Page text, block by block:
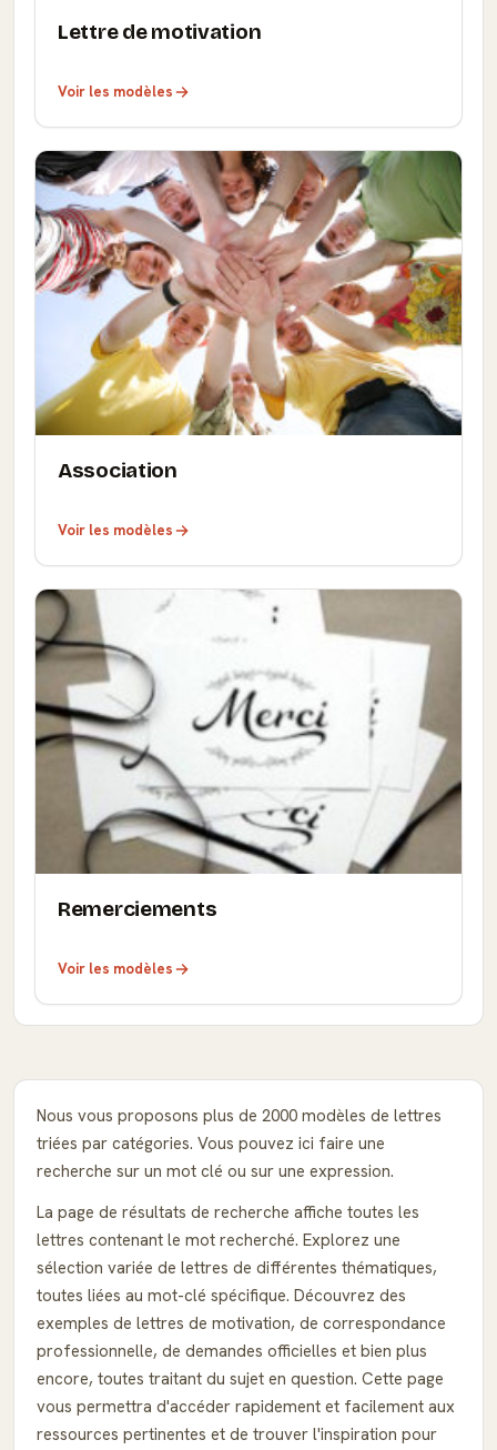
Lettre de motivation
Voir les modèles
Association
Voir les modèles
Remerciements
Voir les modèles
Nous vous proposons plus de 2000 modèles de lettres
triées par catégories. Vous pouvez ici faire une
recherche sur un mot clé ou sur une expression.
La page de résultats de recherche affiche toutes les
lettres contenant le mot recherché. Explorez une
sélection variée de lettres de différentes thématiques,
toutes liées au mot-clé spécifique. Découvrez des
exemples de lettres de motivation, de correspondance
professionnelle, de demandes officielles et bien plus
encore, toutes traitant du sujet en question. Cette page
vous permettra d'accéder rapidement et facilement aux
ressources pertinentes et de trouver l'inspiration pour